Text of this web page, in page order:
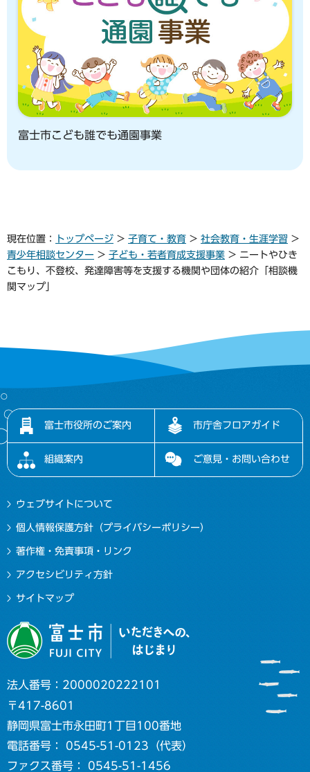
富士市こども誰でも通園事業
現在位置： トップページ > 子育て・教育 > 社会教育・生涯学習 >
青少年相談センター > 子ども・若者育成支援事業 > ニートやひき
こもり、不登校、発達障害等を支援する機関や団体の紹介「相談機
関マップ」
富士市役所のご案内 市庁舎フロアガイド
組織案内 ご意見・お問い合わせ
ウェブサイトについて
個人情報保護方針（プライバシーポリシー）
著作権・免責事項・リンク
アクセシビリティ方針
サイトマップ
法人番号：2000020222101
〒417-8601
静岡県富士市永田町1丁目100番地
電話番号： 0545-51-0123（代表）
ファクス番号： 0545-51-1456